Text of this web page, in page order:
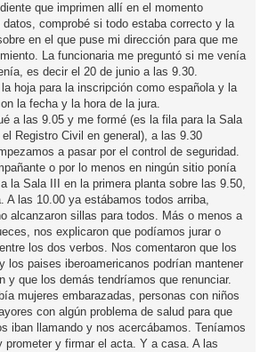
que imprimen allí en el momento
comprobé si todo estaba correcto y la
en el que puse mi dirección para que me
La funcionaria me preguntó si me venía
es decir el 20 de junio a las 9.30.
hoja para la inscripción como española y la
la fecha y la hora de la jura.
a las 9.05 y me formé (es la fila para la Sala
Registro Civil en general), a las 9.30
a pasar por el control de seguridad.
o por lo menos en ningún sitio ponía
la Sala III en la primera planta sobre las 9.50,
A las 10.00 ya estábamos todos arriba,
alcanzaron sillas para todos. Más o menos a
nos explicaron que podíamos jurar o
los dos verbos. Nos comentaron que los
los paises iberoamericanos podrían mantener
y que los demás tendríamos que renunciar.
mujeres embarazadas, personas con niños
con algún problema de salud para que
iban llamando y nos acercábamos. Teníamos
prometer y firmar el acta. Y a casa. A las